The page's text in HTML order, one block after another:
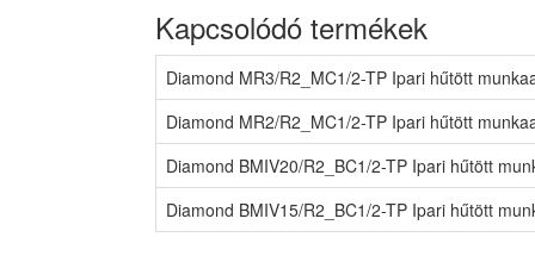
Kapcsolódó termékek
Diamond MR3/R2_MC1/2-TP Ipari hűtött
Diamond MR2/R2_MC1/2-TP Ipari hűtött
Diamond BMIV20/R2_BC1/2-TP Ipari hűtött
Diamond BMIV15/R2_BC1/2-TP Ipari hűtött